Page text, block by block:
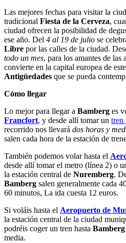
Las mejores fechas para visitar la
tradicional Fiesta de la Cerveza,
ciudad ofrecen la posibilidad de
ese año. Del 4 al 19 de julio se
Libre por las calles de la ciudad.
todo un mes, para los amantes de las
convierte en la capital europea de
Antigüedades que se pueda
Cómo llegar
Lo mejor para llegar a Bamberg es
Francfort, y desde allí tomar un tren
recorrido nos llevará dos horas y
salen cada hora de la estación de
También podemos volar hasta el
desde allí tomar el metro (línea 2) o
la estación central de Nuremberg.
Bamberg salen generalmente cada
60 minutos, La ida cuesta 12 euros.
Si voláis hasta el Aeropuerto de
la estación central de la ciudad
podréis coger un tren hasta Bamberg
media.